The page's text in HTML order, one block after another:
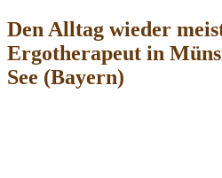
Den Alltag wieder
Ergotherapeut in
See (Bayern)